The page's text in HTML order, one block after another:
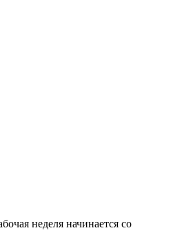
неделя начинается со